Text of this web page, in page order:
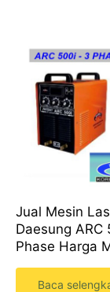
Jual Mesin Las
Daesung ARC
Phase Harga
Baca